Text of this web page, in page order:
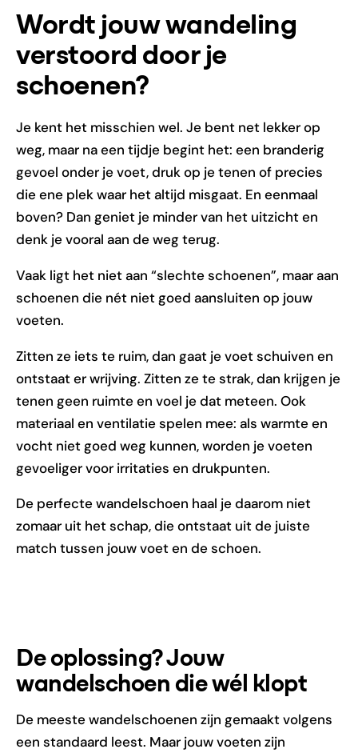
Wordt jouw wandeling
verstoord door je
schoenen?
Je kent het misschien wel. Je bent net lekker op
weg, maar na een tijdje begint het: een branderig
gevoel onder je voet, druk op je tenen of precies
die ene plek waar het altijd misgaat. En eenmaal
boven? Dan geniet je minder van het uitzicht en
denk je vooral aan de weg terug.
Vaak ligt het niet aan “slechte schoenen”, maar aan
schoenen die nét niet goed aansluiten op jouw
voeten.
Zitten ze iets te ruim, dan gaat je voet schuiven en
ontstaat er wrijving. Zitten ze te strak, dan krijgen je
tenen geen ruimte en voel je dat meteen. Ook
materiaal en ventilatie spelen mee: als warmte en
vocht niet goed weg kunnen, worden je voeten
gevoeliger voor irritaties en drukpunten.
De perfecte wandelschoen haal je daarom niet
zomaar uit het schap, die ontstaat uit de juiste
match tussen jouw voet en de schoen.
De oplossing? Jouw
wandelschoen die wél klopt
De meeste wandelschoenen zijn gemaakt volgens
een standaard leest. Maar jouw voeten zijn